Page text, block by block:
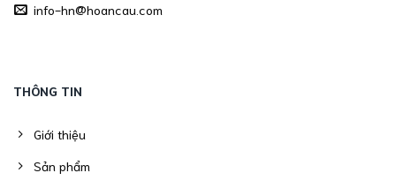
info-hn@hoancau.com
THÔNG TIN
Giới thiệu
Sản phẩm